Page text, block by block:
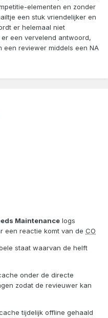
elementen en zonder
een stuk vriendelijker en
er helemaal niet
een vervelend antwoord,
een reviewer middels een NA
Maintenance logs
een reactie komt van de CO
staat waarvan de helft
onder de directe
zodat de revieuwer kan
tijdelijk offline gehaald